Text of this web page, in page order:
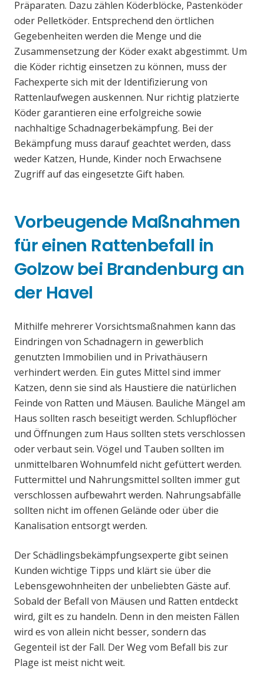
Präparaten. Dazu zählen Köderblöcke, Pastenköder
oder Pelletköder. Entsprechend den örtlichen
Gegebenheiten werden die Menge und die
Zusammensetzung der Köder exakt abgestimmt. Um
die Köder richtig einsetzen zu können, muss der
Fachexperte sich mit der Identifizierung von
Rattenlaufwegen auskennen. Nur richtig platzierte
Köder garantieren eine erfolgreiche sowie
nachhaltige Schadnagerbekämpfung. Bei der
Bekämpfung muss darauf geachtet werden, dass
weder Katzen, Hunde, Kinder noch Erwachsene
Zugriff auf das eingesetzte Gift haben.
Vorbeugende Maßnahmen
für einen Rattenbefall in
Golzow bei Brandenburg an
der Havel
Mithilfe mehrerer Vorsichtsmaßnahmen kann das
Eindringen von Schadnagern in gewerblich
genutzten Immobilien und in Privathäusern
verhindert werden. Ein gutes Mittel sind immer
Katzen, denn sie sind als Haustiere die natürlichen
Feinde von Ratten und Mäusen. Bauliche Mängel am
Haus sollten rasch beseitigt werden. Schlupflöcher
und Öffnungen zum Haus sollten stets verschlossen
oder verbaut sein. Vögel und Tauben sollten im
unmittelbaren Wohnumfeld nicht gefüttert werden.
Futtermittel und Nahrungsmittel sollten immer gut
verschlossen aufbewahrt werden. Nahrungsabfälle
sollten nicht im offenen Gelände oder über die
Kanalisation entsorgt werden.
Der Schädlingsbekämpfungsexperte gibt seinen
Kunden wichtige Tipps und klärt sie über die
Lebensgewohnheiten der unbeliebten Gäste auf.
Sobald der Befall von Mäusen und Ratten entdeckt
wird, gilt es zu handeln. Denn in den meisten Fällen
wird es von allein nicht besser, sondern das
Gegenteil ist der Fall. Der Weg vom Befall bis zur
Plage ist meist nicht weit.